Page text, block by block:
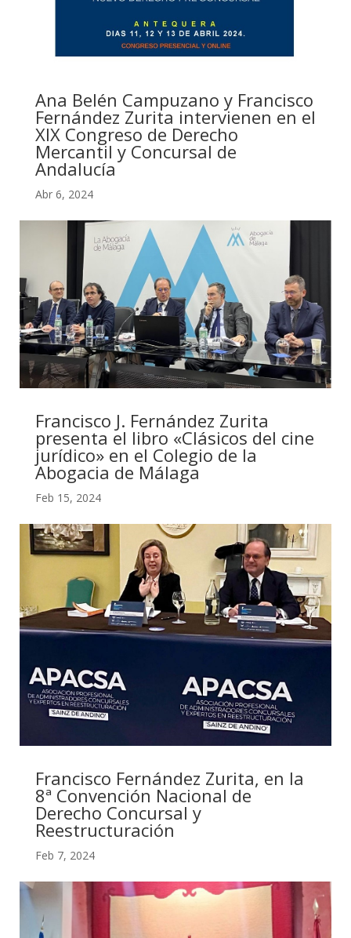
Ana Belén Campuzano y Francisco
Fernández Zurita intervienen en el
XIX Congreso de Derecho
Mercantil y Concursal de
Andalucía
Abr 6, 2024
Francisco J. Fernández Zurita
presenta el libro «Clásicos del cine
jurídico» en el Colegio de la
Abogacia de Málaga
Feb 15, 2024
Francisco Fernández Zurita, en la
8ª Convención Nacional de
Derecho Concursal y
Reestructuración
Feb 7, 2024